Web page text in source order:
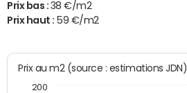
Prix bas : 38 €/m2
Prix haut : 59 €/m2
Prix au m2 (source : estimations JDN)
200